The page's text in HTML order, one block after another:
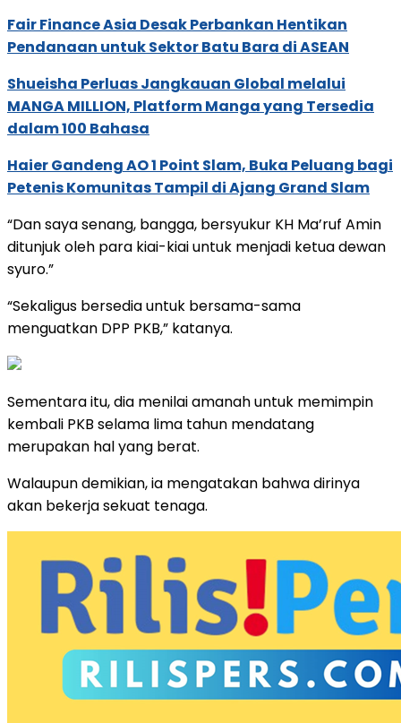
Fair Finance Asia Desak Perbankan Hentikan
Pendanaan untuk Sektor Batu Bara di ASEAN
Shueisha Perluas Jangkauan Global melalui
MANGA MILLION, Platform Manga yang Tersedia
dalam 100 Bahasa
Haier Gandeng AO 1 Point Slam, Buka Peluang bagi
Petenis Komunitas Tampil di Ajang Grand Slam
“Dan saya senang, bangga, bersyukur KH Ma’ruf Amin
ditunjuk oleh para kiai-kiai untuk menjadi ketua dewan
syuro.”
“Sekaligus bersedia untuk bersama-sama
menguatkan DPP PKB,” katanya.
Sementara itu, dia menilai amanah untuk memimpin
kembali PKB selama lima tahun mendatang
merupakan hal yang berat.
Walaupun demikian, ia mengatakan bahwa dirinya
akan bekerja sekuat tenaga.